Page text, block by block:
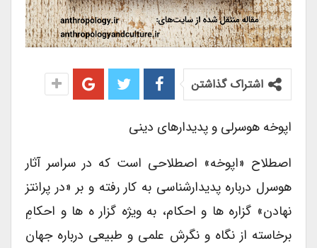
اشتراک گذاشتن
اپوخه هوسرلی و پدیدارهای دینی
اصطلاح «اپوخه» اصطلاحی است که در سراسر آثار
هوسرل درباره پدیدارشناسی به کار رفته و بر «در پرانتز
نهادن» گزاره ها و احکام، به ویژه گزار ه ها و احکامِ
برخاسته از نگاه و نگرش علمی و طبیعی درباره جهان